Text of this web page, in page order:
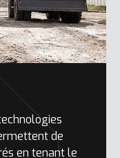
de
en tenant le